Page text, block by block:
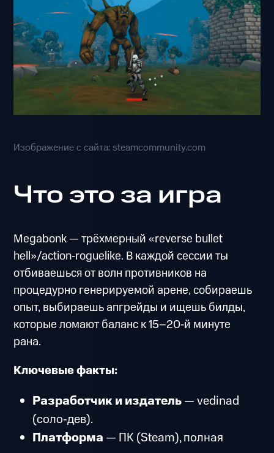
Изображение с сайта: steamcommunity.com
Что это за игра
Megabonk — трёхмерный «reverse bullet
hell»/action‑roguelike. В каждой сессии ты
отбиваешься от волн противников на
процедурно генерируемой арене, собираешь
опыт, выбираешь апгрейды и ищешь билды,
которые ломают баланс к 15–20‑й минуте
рана.
Ключевые факты:
Разработчик и издатель— vedinad
(соло‑дев).
Платформа — ПК (Steam), полная